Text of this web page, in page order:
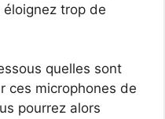
trop de
quelles sont
ces microphones de
pourrez alors